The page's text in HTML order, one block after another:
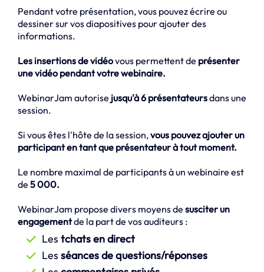
Pendant votre présentation, vous pouvez écrire ou
dessiner sur vos diapositives pour ajouter des
informations.
Les insertions de vidéovous permettent de présenter
une vidéo pendant votre webinaire.
WebinarJam autorise jusqu'à 6 présentateursdans une
session.
Si vous êtes l'hôte de la session,vous pouvez ajouter un
participant en tant que présentateur à tout moment.
Le nombre maximal de participants à un webinaire est
de 5 000.
WebinarJam propose divers moyens de susciter un
engagementde la part de vos auditeurs :
Les tchats en direct
Les séances de questions/réponses